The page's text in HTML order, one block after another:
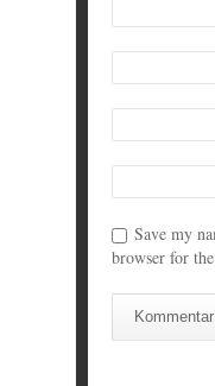
Save my
browser for